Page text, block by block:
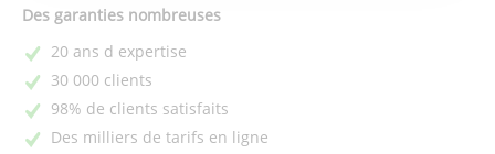
Des garanties nombreuses
20 ans d expertise
30 000 clients
98% de clients satisfaits
Des milliers de tarifs en ligne